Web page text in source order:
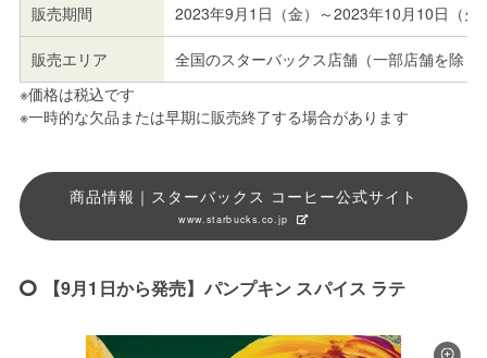
販売期間 2023年9月1日（金）～2023年10月10日（火
販売エリア
全国のスターバックス店舗（一部店舗を除く
※価格は税込です
※一時的な欠品または早期に販売終了する場合があります
商品情報｜スターバックス コーヒー公式サイト
www.starbucks.co.jp
【9月1日から発売】パンプキン スパイス ラテ